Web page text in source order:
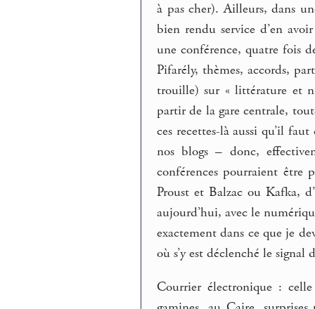
à pas cher). Ailleurs, dans
bien rendu service d’en
une conférence, quatre fois
Pifarély, thèmes, accords,
trouille) sur « littérature et
partir de la gare centrale,
ces recettes-là aussi qu’il
nos blogs – donc,
conférences pourraient être
Proust et Balzac ou Kafka,
aujourd’hui, avec le
exactement dans ce que je
où s’y est déclenché le signal
Courrier électronique :